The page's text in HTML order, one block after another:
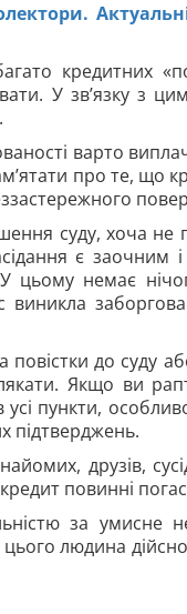
кредитних
У зв’язку з
варто
про те, що
суду, хоча не
є заочним
цьому немає
до суду
Якщо ви
усі пункти,
підтверджень.
друзів,
повинні
за умисне
людина